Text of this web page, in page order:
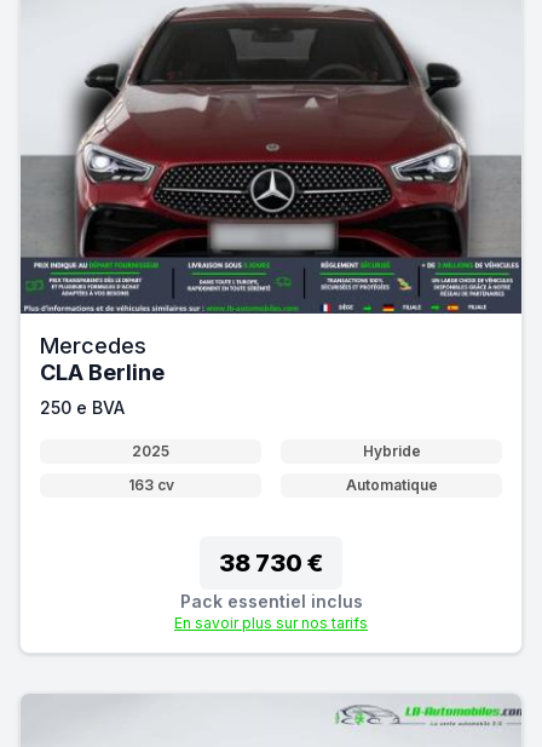
Mercedes
CLA Berline
250 e BVA
2025
Hybride
163 cv
Automatique
38 730 €
Pack essentiel inclus
En savoir plus sur nos tarifs